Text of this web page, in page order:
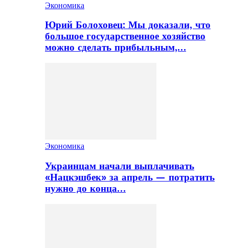
Экономика
Юрий Болоховец: Мы доказали, что
большое государственное хозяйство
можно сделать прибыльным,…
Экономика
Украинцам начали выплачивать
«Нацкэшбек» за апрель — потратить
нужно до конца…